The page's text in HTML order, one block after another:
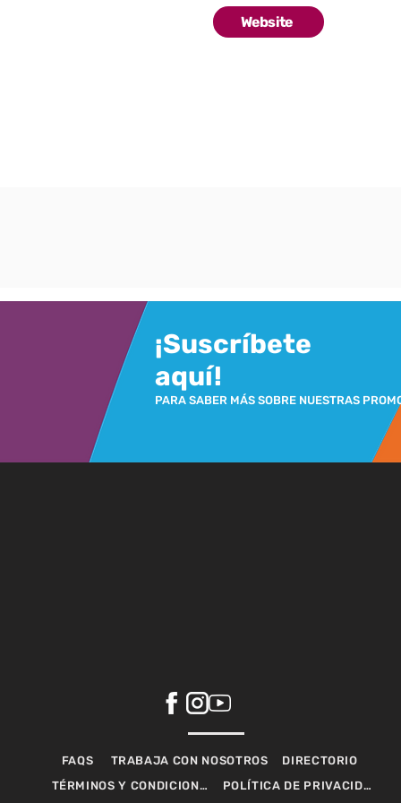
Website
¡Suscríbete
aquí!
PARA SABER MÁS SOBRE NUESTRAS
FAQS TRABAJA CON NOSOTROS
DIRECTORIO
TÉRMINOS Y CONDICIONES
POLÍTICA DE PRIVACIDAD